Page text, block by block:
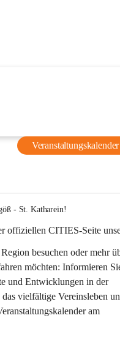
Veranstaltungskalender
- St. Katharein!
offiziellen CITIES-Seite
besuchen oder mehr
möchten: Informieren
und Entwicklungen in der
vielfältige Vereinsleben
am